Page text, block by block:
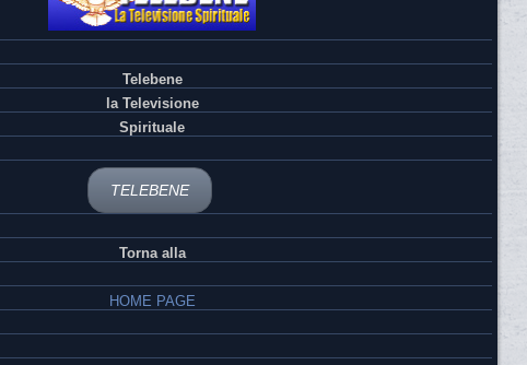
Telebene
la Televisione
Spirituale
TELEBENE
Torna alla
HOME PAGE